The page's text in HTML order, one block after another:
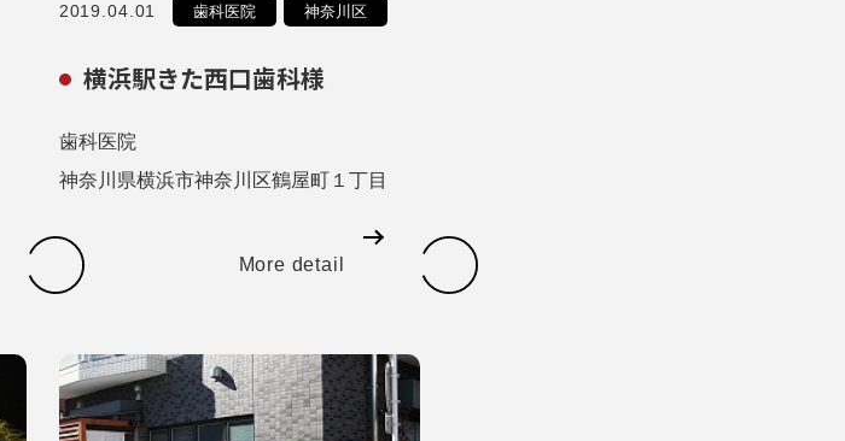
2019.04.01 歯科医院 神奈川区
横浜駅きた西口歯科様
歯科医院
神奈川県横浜市神奈川区鶴屋町１丁目
More detail